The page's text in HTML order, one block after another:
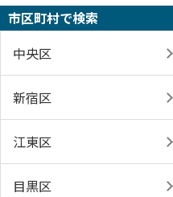
市区町村で検索
中央区
新宿区
江東区
目黒区